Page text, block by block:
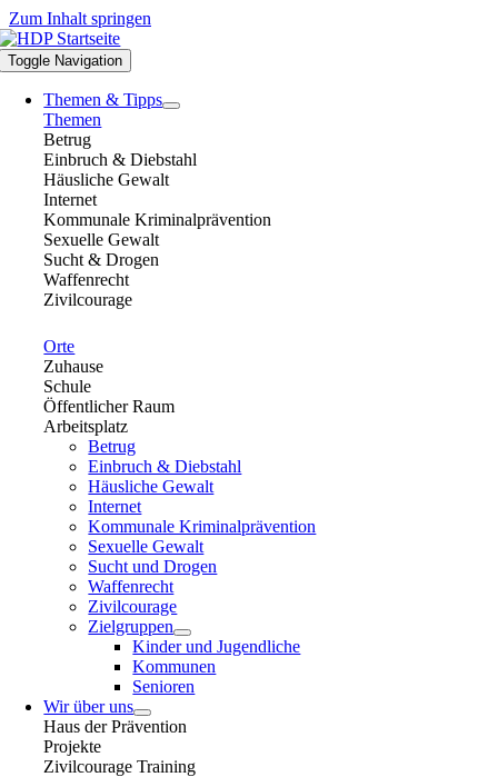
Zum Inhalt springen
Toggle Navigation
Themen & Tipps
Themen
Betrug
Einbruch & Diebstahl
Häusliche Gewalt
Internet
Kommunale Kriminalprävention
Sexuelle Gewalt
Sucht & Drogen
Waffenrecht
Zivilcourage
Orte
Zuhause
Schule
Öffentlicher Raum
Arbeitsplatz
Betrug
Einbruch & Diebstahl
Häusliche Gewalt
Internet
Kommunale Kriminalprävention
Sexuelle Gewalt
Sucht und Drogen
Waffenrecht
Zivilcourage
Zielgruppen
Kinder und Jugendliche
Kommunen
Senioren
Wir über uns
Haus der Prävention
Projekte
Zivilcourage Training